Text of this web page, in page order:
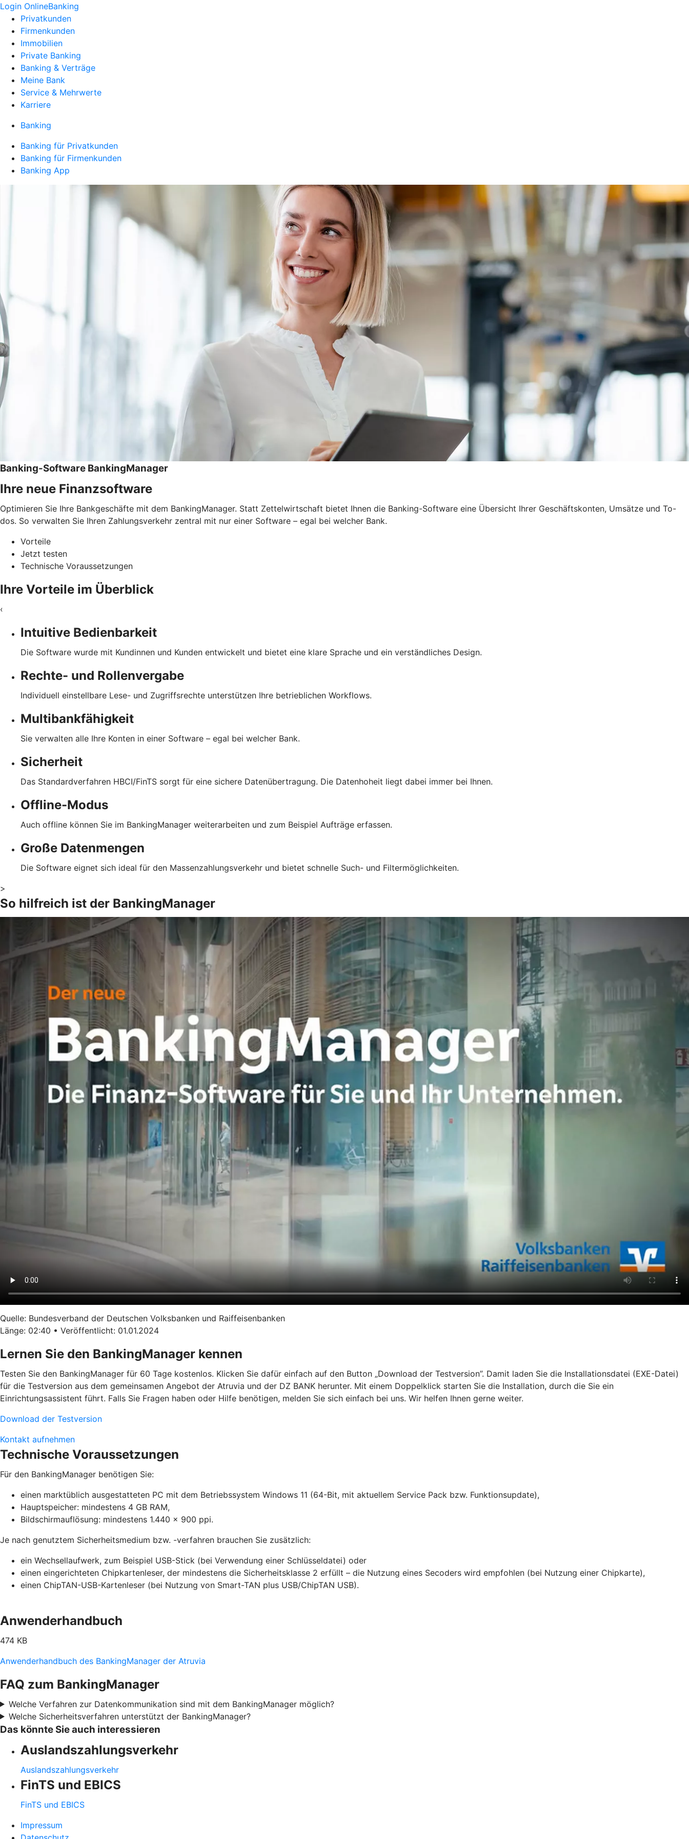
Login OnlineBanking
Privatkunden
Firmenkunden
Immobilien
Private Banking
Banking & Verträge
Meine Bank
Service & Mehrwerte
Karriere
Banking
Banking für Privatkunden
Banking für Firmenkunden
Banking App
Banking-Software BankingManager
Ihre neue Finanzsoftware
Optimieren Sie Ihre Bankgeschäfte mit dem BankingManager. Statt Zettelwirtschaft bietet Ihnen die Banking-Software eine Übersicht Ihrer Geschäftskonten, Umsätze und To-
dos. So verwalten Sie Ihren Zahlungsverkehr zentral mit nur einer Software – egal bei welcher Bank.
Vorteile
Jetzt testen
Technische Voraussetzungen
Ihre Vorteile im Überblick
‹
Intuitive Bedienbarkeit
Die Software wurde mit Kundinnen und Kunden entwickelt und bietet eine klare Sprache und ein verständliches Design.
Rechte- und Rollenvergabe
Individuell einstellbare Lese- und Zugriffsrechte unterstützen Ihre betrieblichen Workflows.
Multibankfähigkeit
Sie verwalten alle Ihre Konten in einer Software – egal bei welcher Bank.
Sicherheit
Das Standardverfahren HBCI/FinTS sorgt für eine sichere Datenübertragung. Die Datenhoheit liegt dabei immer bei Ihnen.
Offline-Modus
Auch offline können Sie im BankingManager weiterarbeiten und zum Beispiel Aufträge erfassen.
Große Datenmengen
Die Software eignet sich ideal für den Massenzahlungsverkehr und bietet schnelle Such- und Filtermöglichkeiten.
>
So hilfreich ist der BankingManager
Quelle: Bundesverband der Deutschen Volksbanken und Raiffeisenbanken
Länge: 02:40 • Veröffentlicht: 01.01.2024
Lernen Sie den BankingManager kennen
Testen Sie den BankingManager für 60 Tage kostenlos. Klicken Sie dafür einfach auf den Button „Download der Testversion”. Damit laden Sie die Installationsdatei (EXE-Datei)
für die Testversion aus dem gemeinsamen Angebot der Atruvia und der DZ BANK herunter. Mit einem Doppelklick starten Sie die Installation, durch die Sie ein
Einrichtungsassistent führt. Falls Sie Fragen haben oder Hilfe benötigen, melden Sie sich einfach bei uns. Wir helfen Ihnen gerne weiter.
Download der Testversion
Kontakt aufnehmen
Technische Voraussetzungen
Für den BankingManager benötigen Sie:
einen marktüblich ausgestatteten PC mit dem Betriebssystem Windows 11 (64-Bit, mit aktuellem Service Pack bzw. Funktionsupdate),
Hauptspeicher: mindestens 4 GB RAM,
Bildschirmauflösung: mindestens 1.440 x 900 ppi.
Je nach genutztem Sicherheitsmedium bzw. -verfahren brauchen Sie zusätzlich:
ein Wechsellaufwerk, zum Beispiel USB-Stick (bei Verwendung einer Schlüsseldatei) oder
einen eingerichteten Chipkartenleser, der mindestens die Sicherheitsklasse 2 erfüllt – die Nutzung eines Secoders wird empfohlen (bei Nutzung einer Chipkarte),
einen ChipTAN-USB-Kartenleser (bei Nutzung von Smart-TAN plus USB/ChipTAN USB).
Anwenderhandbuch
474 KB
Anwenderhandbuch des BankingManager der Atruvia
FAQ zum BankingManager
Welche Verfahren zur Datenkommunikation sind mit dem BankingManager möglich?
Welche Sicherheitsverfahren unterstützt der BankingManager?
Das könnte Sie auch interessieren
Auslandszahlungsverkehr
Auslandszahlungsverkehr
FinTS und EBICS
FinTS und EBICS
Impressum